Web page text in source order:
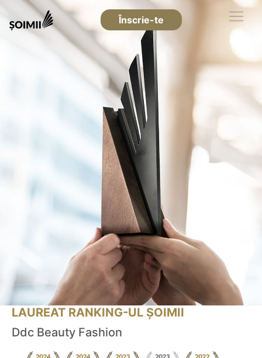
Înscrie-te
LAUREAT RANKING-UL ȘOIMII
Ddc Beauty Fashion